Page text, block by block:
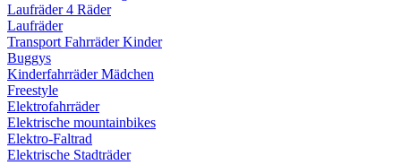
Laufräder 4 Räder
Laufräder
Transport Fahrräder Kinder
Buggys
Kinderfahrräder Mädchen
Freestyle
Elektrofahrräder
Elektrische mountainbikes
Elektro-Faltrad
Elektrische Stadträder